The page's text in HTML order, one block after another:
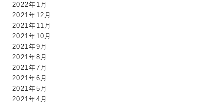
2022年1月
2021年12月
2021年11月
2021年10月
2021年9月
2021年8月
2021年7月
2021年6月
2021年5月
2021年4月